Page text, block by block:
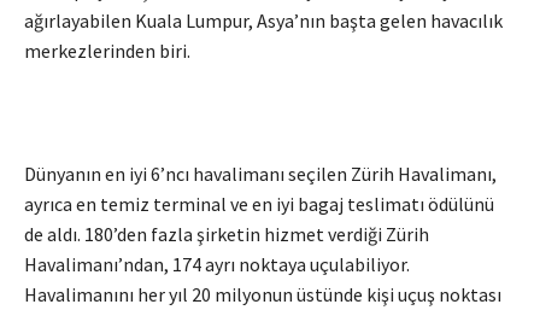
ağırlayabilen Kuala Lumpur, Asya’nın başta gelen havacılık
merkezlerinden biri.
Dünyanın en iyi 6’ncı havalimanı seçilen Zürih Havalimanı,
ayrıca en temiz terminal ve en iyi bagaj teslimatı ödülünü
de aldı. 180’den fazla şirketin hizmet verdiği Zürih
Havalimanı’ndan, 174 ayrı noktaya uçulabiliyor.
Havalimanını her yıl 20 milyonun üstünde kişi uçuş noktası